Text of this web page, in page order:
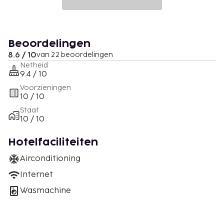
Beoordelingen
8.6 / 10van 22 beoordelingen
Netheid
9.4 / 10
Voorzieningen
10 / 10
Staat
10 / 10
Hotelfaciliteiten
Airconditioning
Internet
Wasmachine